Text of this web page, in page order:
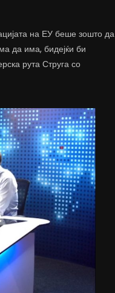
на ЕУ беше зошто да
да има, бидејќи би
рута Струга со